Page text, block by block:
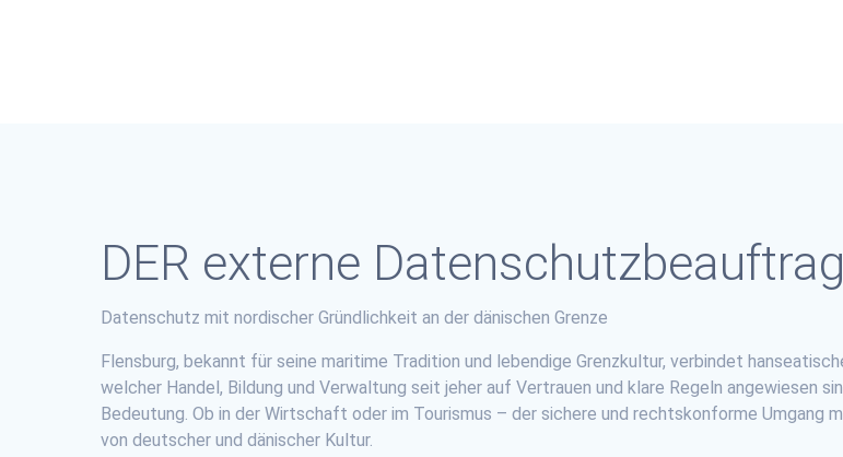
DER externe
Datenschutz mit nordischer Gründlichkeit an der dänischen Grenze
Flensburg, bekannt für seine maritime Tradition und lebendige Grenzkultur, verbindet
welcher Handel, Bildung und Verwaltung seit jeher auf Vertrauen und klare Regeln angewiesen
Bedeutung. Ob in der Wirtschaft oder im Tourismus – der sichere und rechtskonforme Umgang
von deutscher und dänischer Kultur.